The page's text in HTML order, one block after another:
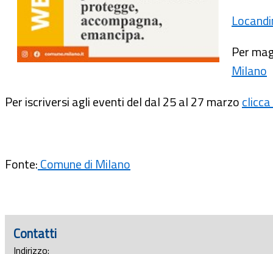
Per
Milano
Per iscriversi agli eventi del dal 25 al 27 marzo
Fonte:Comune di Milano
Contatti
Indirizzo: